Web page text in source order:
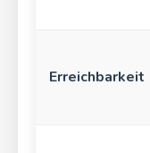
Erreichbarkeit